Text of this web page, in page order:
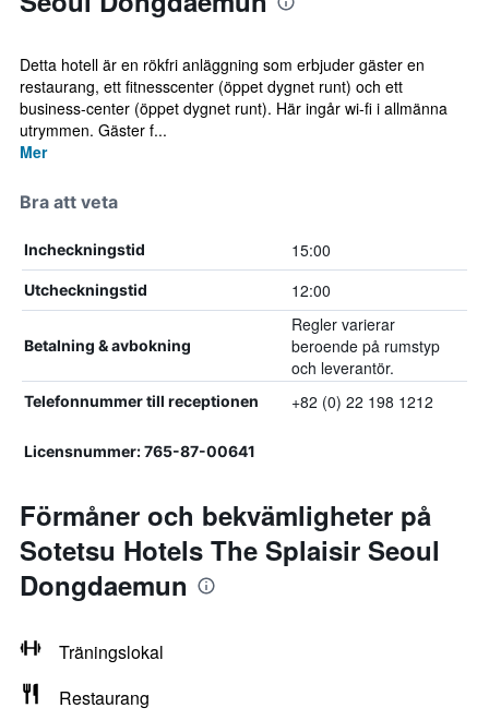
Detta hotell är en rökfri anläggning som erbjuder gäster en
restaurang, ett fitnesscenter (öppet dygnet runt) och ett
business-center (öppet dygnet runt). Här ingår wi-fi i allmänna
utrymmen. Gäster f...
Mer
Bra att veta
Incheckningstid 15:00
Utcheckningstid 12:00
Betalning & avbokning
Regler varierar
beroende på rumstyp
och leverantör.
Telefonnummer till receptionen +82 (0) 22 198 1212
Licensnummer: 765-87-00641
Förmåner och bekvämligheter på
Sotetsu Hotels The Splaisir Seoul
Dongdaemun
Träningslokal
Restaurang